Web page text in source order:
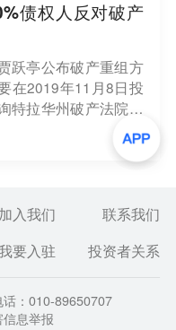
债权人反对破产
跃亭公布破产重组方
在2019年11月8日投
特拉华州破产法院公
赞成方案的债务人合
有20亿美元的债务，
亭提出的方案。基于
加入我们
联系我们
要入驻 投资者关系
：010-89650707
息举报